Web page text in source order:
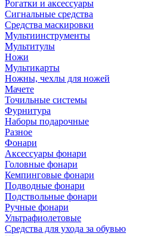
Рогатки и аксессуары
Сигнальные средства
Средства маскировки
Мультиинструменты
Мультитулы
Ножи
Мультикарты
Ножны, чехлы для ножей
Мачете
Точильные системы
Фурнитура
Наборы подарочные
Разное
Фонари
Аксессуары фонари
Головные фонари
Кемпинговые фонари
Подводные фонари
Подствольные фонари
Ручные фонари
Ультрафиолетовые
Средства для ухода за обувью